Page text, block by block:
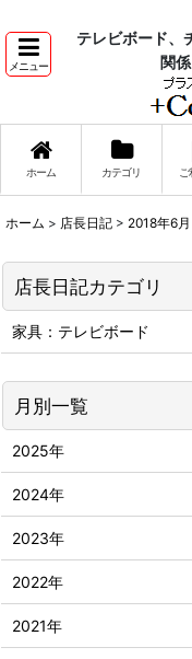
メニュー
テレビボード、
関
ホーム カテゴリ
ホーム > 店長日記 > 2018年6月
店長日記カテゴリ
家具：テレビボード
月別一覧
2025年
2024年
2023年
2022年
2021年